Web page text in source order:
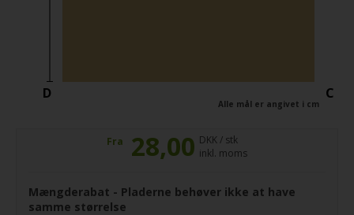
C
D
Alle mål er angivet i cm
Fra 28,00 DKK / stk
inkl. moms
Mængderabat - Pladerne behøver ikke at have
samme størrelse